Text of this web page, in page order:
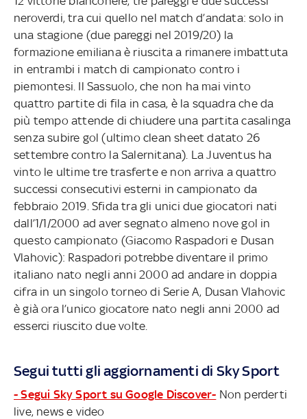
neroverdi, tra cui quello nel match d’andata: solo in
una stagione (due pareggi nel 2019/20) la
formazione emiliana è riuscita a rimanere imbattuta
in entrambi i match di campionato contro i
piemontesi. Il Sassuolo, che non ha mai vinto
quattro partite di fila in casa, è la squadra che da
più tempo attende di chiudere una partita casalinga
senza subire gol (ultimo clean sheet datato 26
settembre contro la Salernitana). La Juventus ha
vinto le ultime tre trasferte e non arriva a quattro
successi consecutivi esterni in campionato da
febbraio 2019. Sfida tra gli unici due giocatori nati
dall’1/1/2000 ad aver segnato almeno nove gol in
questo campionato (Giacomo Raspadori e Dusan
Vlahovic): Raspadori potrebbe diventare il primo
italiano nato negli anni 2000 ad andare in doppia
cifra in un singolo torneo di Serie A, Dusan Vlahovic
è già ora l’unico giocatore nato negli anni 2000 ad
esserci riuscito due volte.
Segui tutti gli aggiornamenti di Sky Sport
- Segui Sky Sport su Google Discover- Non perderti
live, news e video